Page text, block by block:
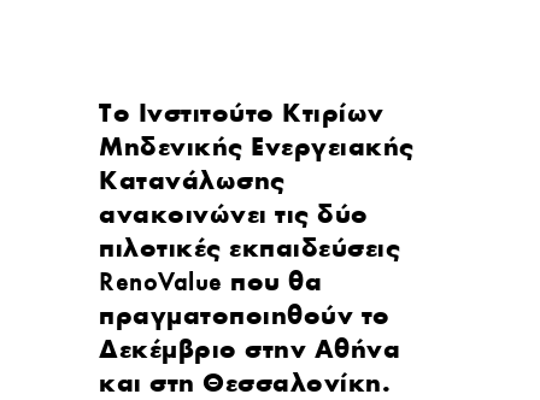
Το Ινστιτούτο Κτιρίων
Μηδενικής Ενεργειακής
Κατανάλωσης
ανακοινώνει τις δύο
πιλοτικές εκπαιδεύσεις
RenoValue που θα
πραγματοποιηθούν το
Δεκέμβριο στην Αθήνα
και στη Θεσσαλονίκη.